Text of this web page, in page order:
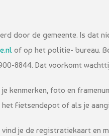
door de gemeente. Is dat
of op het politie- bureau.
8844. Dat voorkomt
kenmerken, foto en
Fietsendepot of als je
vind je de registratiekaart en